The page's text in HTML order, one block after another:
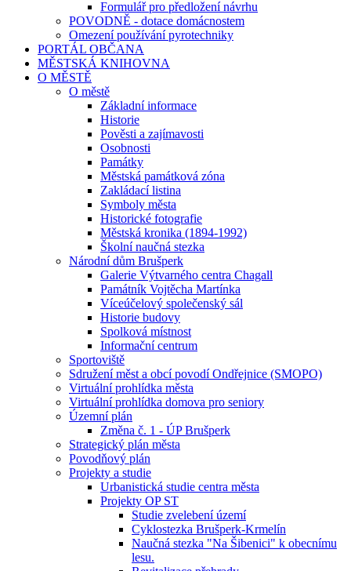
Formulář pro předložení návrhu
POVODNĚ - dotace domácnostem
Omezení používání pyrotechniky
PORTÁL OBČANA
MĚSTSKÁ KNIHOVNA
O MĚSTĚ
O městě
Základní informace
Historie
Pověsti a zajímavosti
Osobnosti
Památky
Městská památková zóna
Zakládací listina
Symboly města
Historické fotografie
Městská kronika (1894-1992)
Školní naučná stezka
Národní dům Brušperk
Galerie Výtvarného centra Chagall
Památník Vojtěcha Martínka
Víceúčelový společenský sál
Historie budovy
Spolková místnost
Informační centrum
Sportoviště
Sdružení měst a obcí povodí Ondřejnice (SMOPO)
Virtuální prohlídka města
Virtuální prohlídka domova pro seniory
Územní plán
Změna č. 1 - ÚP Brušperk
Strategický plán města
Povodňový plán
Projekty a studie
Urbanistická studie centra města
Projekty OP ST
Studie zvelebení území
Cyklostezka Brušperk-Krmelín
Naučná stezka "Na Šibenici" k obecnímu
lesu.